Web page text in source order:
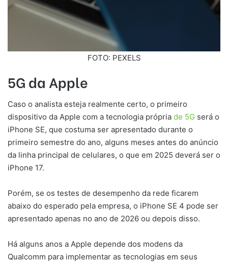
FOTO: PEXELS
5G da Apple
Caso o analista esteja realmente certo, o primeiro
dispositivo da Apple com a tecnologia própria de 5G será o
iPhone SE, que costuma ser apresentado durante o
primeiro semestre do ano, alguns meses antes do anúncio
da linha principal de celulares, o que em 2025 deverá ser o
iPhone 17.
Porém, se os testes de desempenho da rede ficarem
abaixo do esperado pela empresa, o iPhone SE 4 pode ser
apresentado apenas no ano de 2026 ou depois disso.
Há alguns anos a Apple depende dos modens da
Qualcomm para implementar as tecnologias em seus